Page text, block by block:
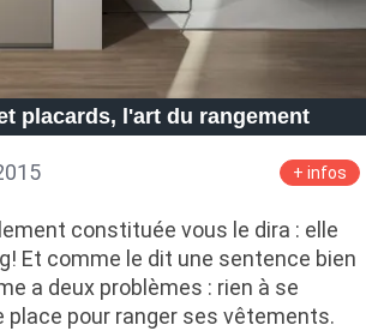
placards, l'art du rangement
+ infos
constituée vous le dira : elle
Et comme le dit une sentence bien
a deux problèmes : rien à se
place pour ranger ses vêtements.